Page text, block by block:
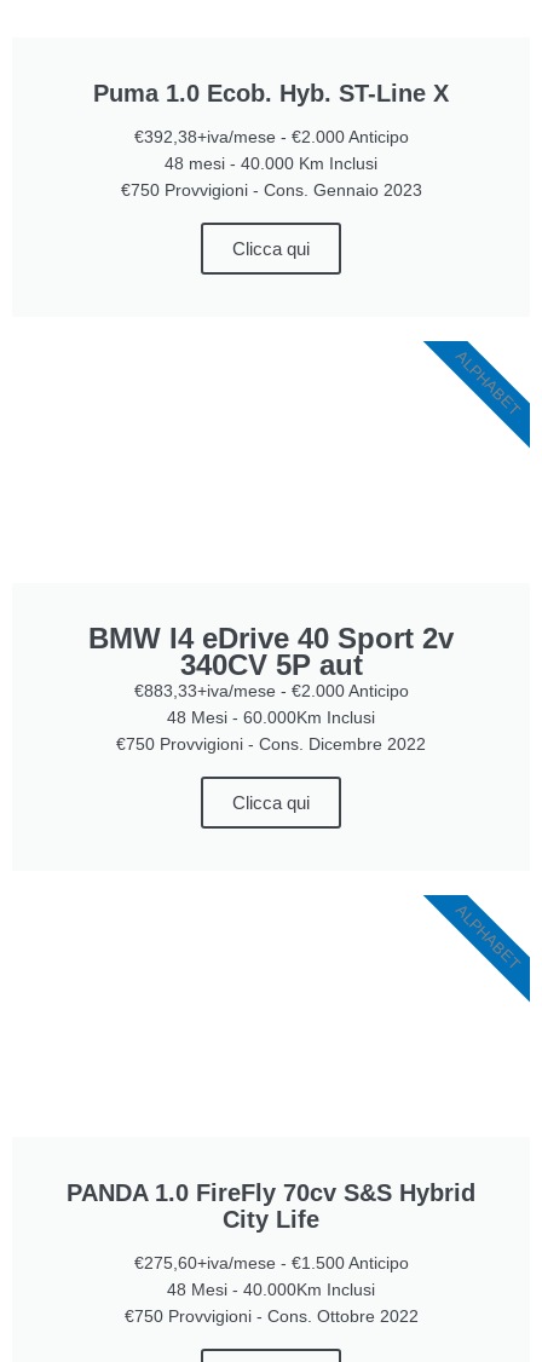
Puma 1.0 Ecob. Hyb. ST-Line X
€392,38+iva/mese - €2.000 Anticipo
48 mesi - 40.000 Km Inclusi
€750 Provvigioni - Cons. Gennaio 2023
Clicca qui
BMW I4 eDrive 40 Sport 2v
340CV 5P aut
€883,33+iva/mese - €2.000 Anticipo
48 Mesi - 60.000Km Inclusi
€750 Provvigioni - Cons. Dicembre 2022
Clicca qui
ALPHABET
PANDA 1.0 FireFly 70cv S&S Hybrid
City Life
€275,60+iva/mese - €1.500 Anticipo
48 Mesi - 40.000Km Inclusi
€750 Provvigioni - Cons. Ottobre 2022
ALPHABET